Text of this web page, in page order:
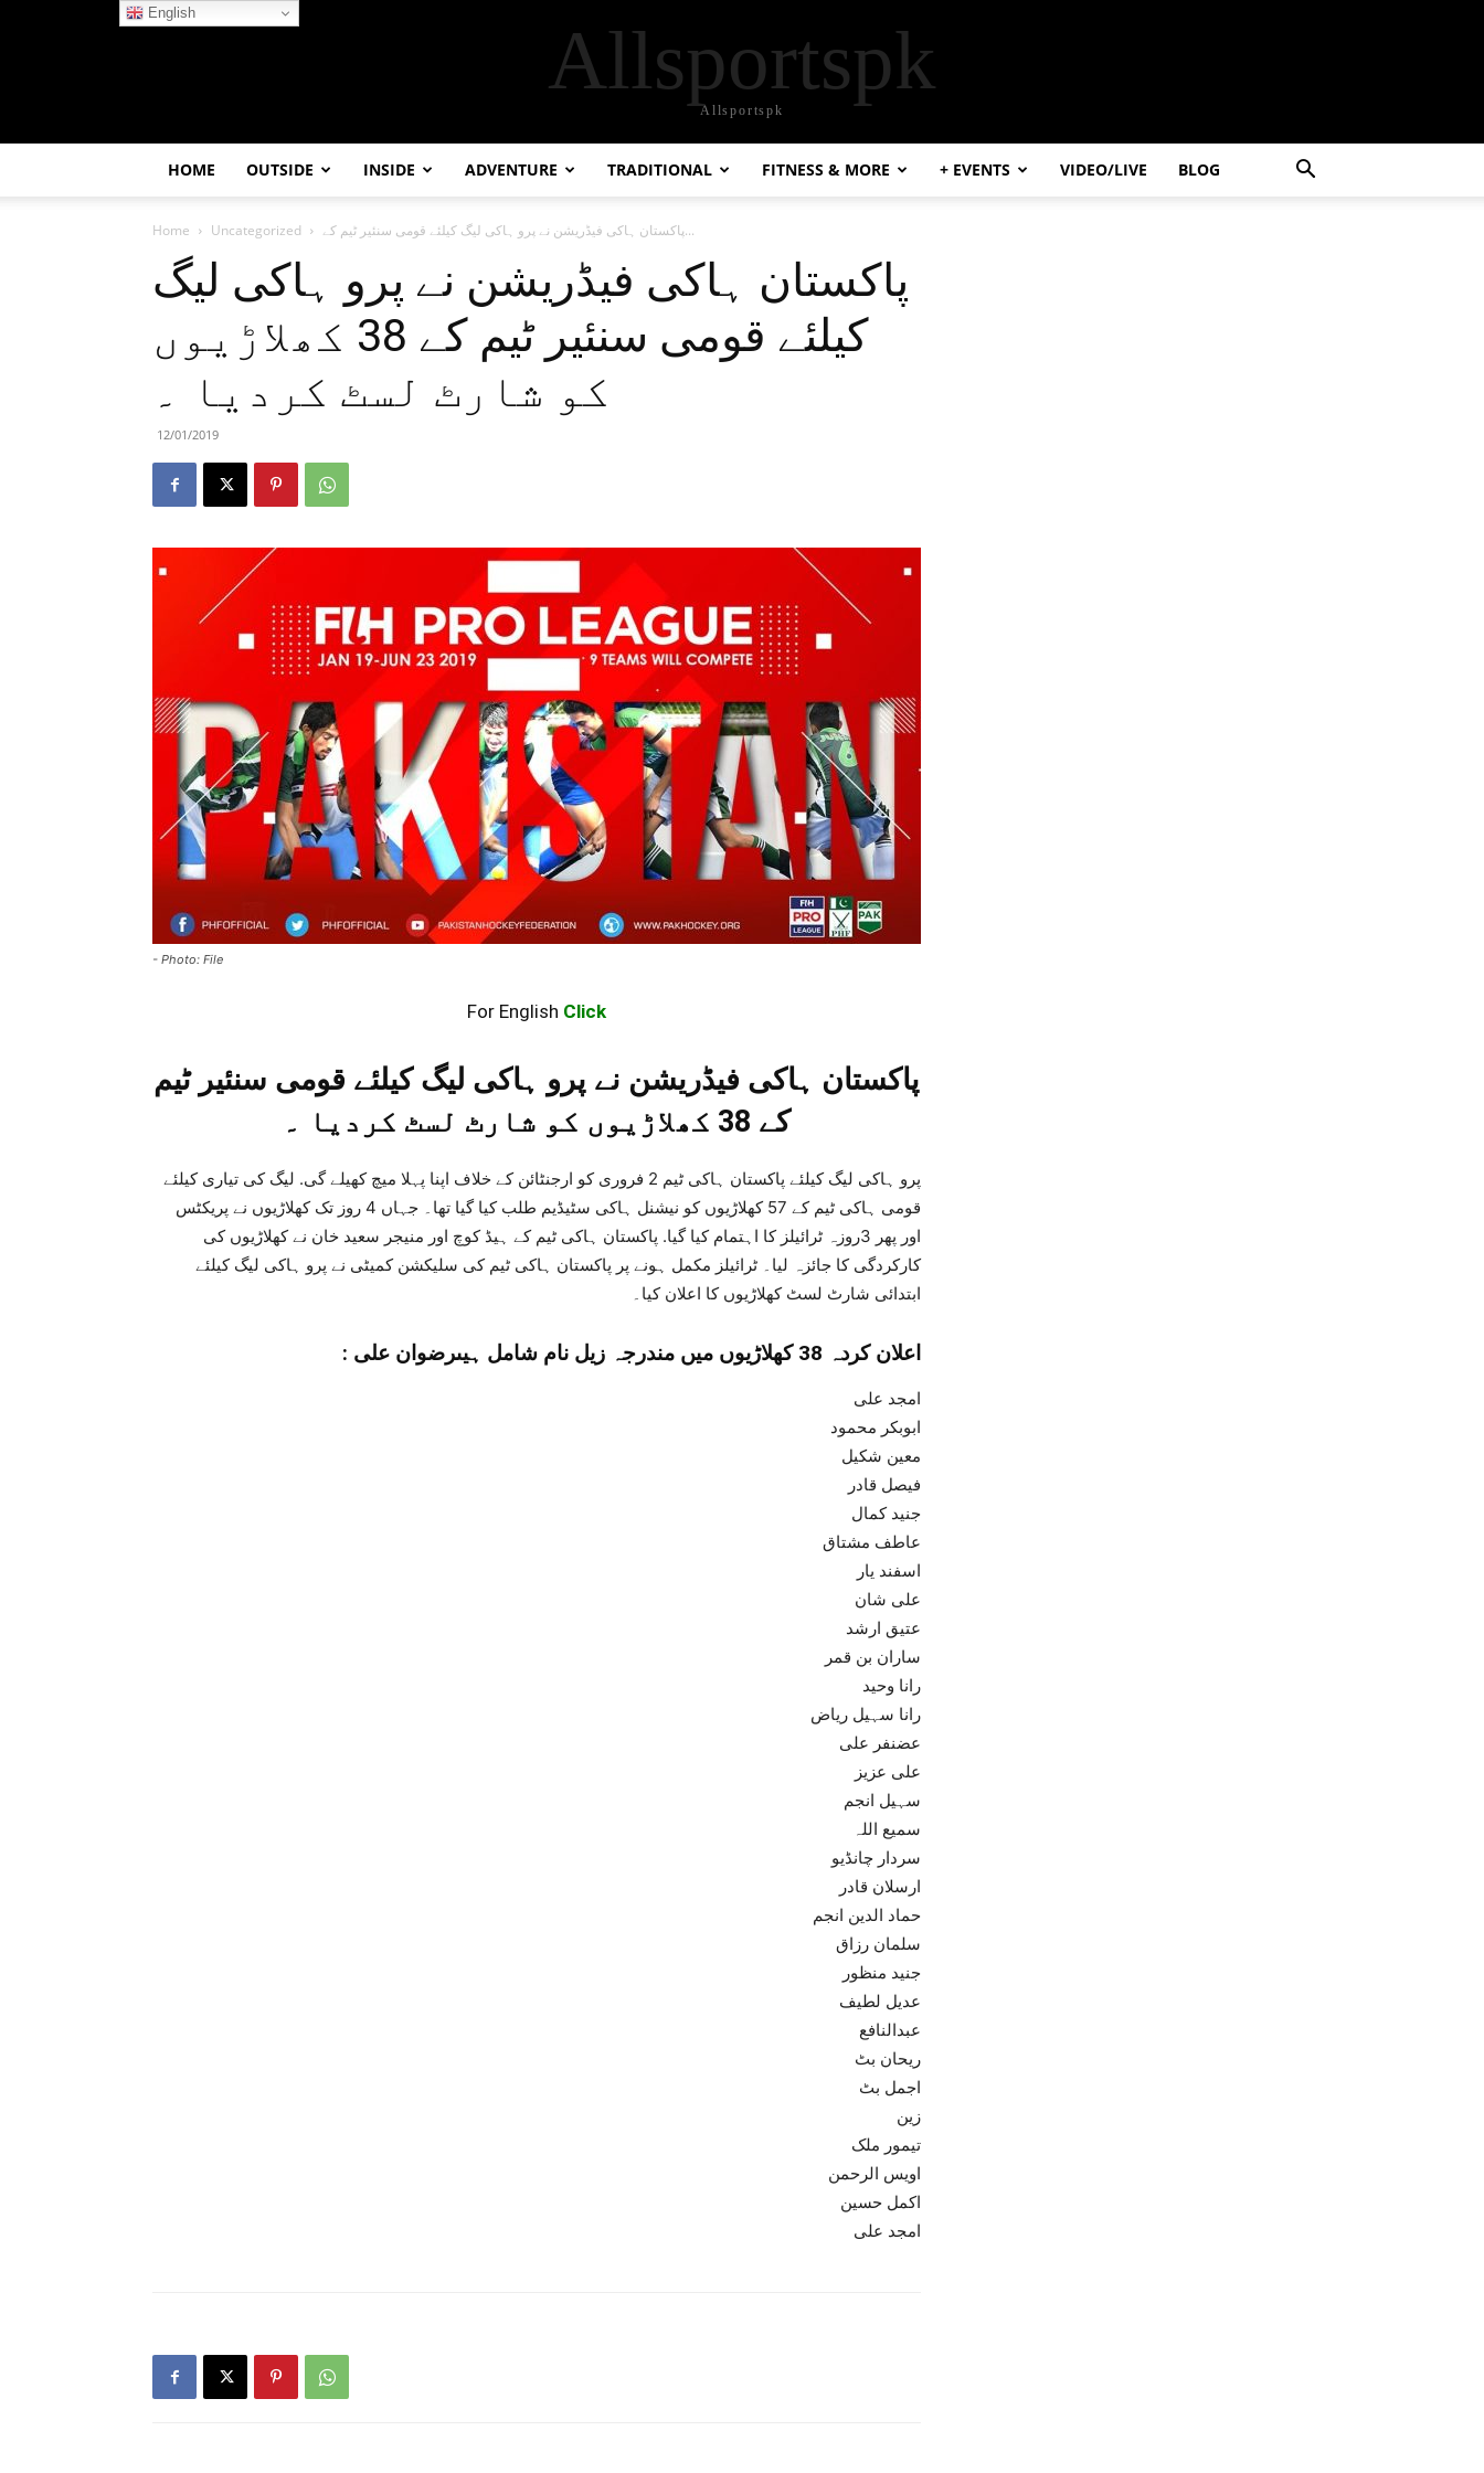
Allsportspk
Allsportspk
HOME OUTSIDE INSIDE ADVENTURE TRADITIONAL FITNESS & MORE + EVENTS VIDEO/LIVE BLOG
Home Uncategorized پاکستان ہاکی فیڈریشن نے پرو ہاکی لیگ کیلئے قومی سنئیر ٹیم کے...
پاکستان ہاکی فیڈریشن نے پرو ہاکی لیگ
کیلئے قومی سنئیر ٹیم کے 38 کھلاڑیوں
کو شارٹ لسٹ کردیا ۔
12/01/2019
- Photo: File
For English Click
پاکستان ہاکی فیڈریشن نے پرو ہاکی لیگ کیلئے قومی سنئیر ٹیم
کے 38 کھلاڑیوں کو شارٹ لسٹ کردیا ۔
پرو ہاکی لیگ کیلئے پاکستان ہاکی ٹیم 2 فروری کو ارجنٹائن کے خلاف اپنا پہلا میچ کھیلے گی. لیگ کی تیاری کیلئے
قومی ہاکی ٹیم کے 57 کھلاڑیوں کو نیشنل ہاکی سٹیڈیم طلب کیا گیا تھا۔ جہاں 4 روز تک کھلاڑیوں نے پریکٹس
اور پھر 3روزہ ٹرائیلز کا اہتمام کیا گیا. پاکستان ہاکی ٹیم کے ہیڈ کوچ اور منیجر سعید خان نے کھلاڑیوں کی
کارکردگی کا جائزہ لیا۔ ٹرائیلز مکمل ہونے پر پاکستان ہاکی ٹیم کی سلیکشن کمیٹی نے پرو ہاکی لیگ کیلئے
ابتدائی شارٹ لسٹ کھلاڑیوں کا اعلان کیا۔
: اعلان کردہ 38 کھلاڑیوں میں مندرجہ زیل نام شامل ہیںرضوان علی
امجد علی
ابوبکر محمود
معین شکیل
فیصل قادر
جنید کمال
عاطف مشتاق
اسفند یار
علی شان
عتیق ارشد
ساران بن قمر
رانا وحید
رانا سہیل ریاض
عضنفر علی
علی عزیز
سہیل انجم
سمیع اللہ
سردار چانڈیو
ارسلان قادر
حماد الدین انجم
سلمان رزاق
جنید منظور
عدیل لطیف
عبدالنافع
ریحان بٹ
اجمل بٹ
زین
تیمور ملک
اویس الرحمن
اکمل حسین
امجد علی
English